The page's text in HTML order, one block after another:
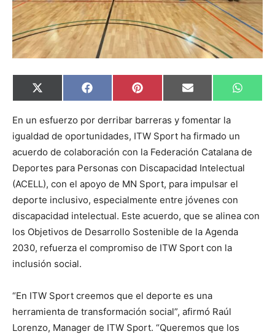
Compartir
en
X
(Twitter)
Compartir
en
Facebook Compartir
en
Pinterest Compartir
en
Email
en
En un esfuerzo por derribar barreras y fomentar la
igualdad de oportunidades, ITW Sport ha firmado un
acuerdo de colaboración con la Federación Catalana de
Deportes para Personas con Discapacidad Intelectual
(ACELL), con el apoyo de MN Sport, para impulsar el
deporte inclusivo, especialmente entre jóvenes con
discapacidad intelectual. Este acuerdo, que se alinea con
los Objetivos de Desarrollo Sostenible de la Agenda
2030, refuerza el compromiso de ITW Sport con la
inclusión social.
“En ITW Sport creemos que el deporte es una
herramienta de transformación social”, afirmó Raúl
Lorenzo, Manager de ITW Sport. “Queremos que los